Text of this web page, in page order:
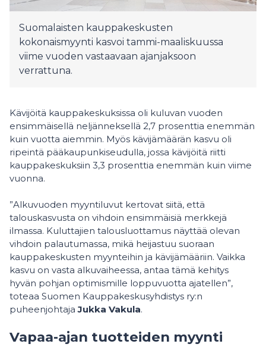
Suomalaisten kauppakeskusten
kokonaismyynti kasvoi tammi-maaliskuussa
viime vuoden vastaavaan ajanjaksoon
verrattuna.
Kävijöitä kauppakeskuksissa oli kuluvan vuoden
ensimmäisellä neljänneksellä 2,7 prosenttia enemmän
kuin vuotta aiemmin. Myös kävijämäärän kasvu oli
ripeintä pääkaupunkiseudulla, jossa kävijöitä riitti
kauppakeskuksiin 3,3 prosenttia enemmän kuin viime
vuonna.
”Alkuvuoden myyntiluvut kertovat siitä, että
talouskasvusta on vihdoin ensimmäisiä merkkejä
ilmassa. Kuluttajien talousluottamus näyttää olevan
vihdoin palautumassa, mikä heijastuu suoraan
kauppakeskusten myynteihin ja kävijämääriin. Vaikka
kasvu on vasta alkuvaiheessa, antaa tämä kehitys
hyvän pohjan optimismille loppuvuotta ajatellen”,
toteaa Suomen Kauppakeskusyhdistys ry:n
puheenjohtajaJukka Vakula.
Vapaa-ajan tuotteiden myynti